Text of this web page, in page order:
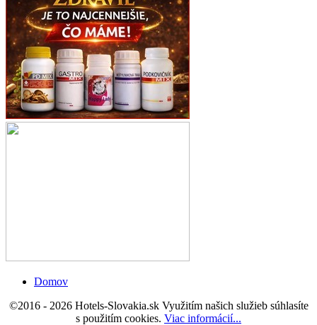
Domov
©2016 - 2026 Hotels-Slovakia.sk Využitím našich služieb súhlasíte
s použitím cookies. Viac informácií...